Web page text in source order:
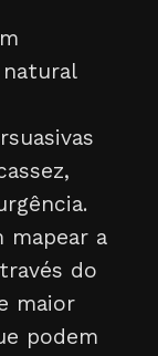
mapear a
do
maior
podem